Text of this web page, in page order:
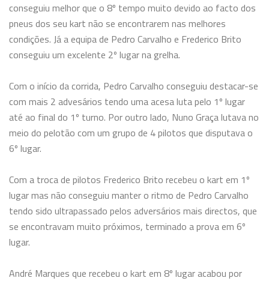
conseguiu melhor que o 8º tempo muito devido ao facto dos
pneus dos seu kart não se encontrarem nas melhores
condições. Já a equipa de Pedro Carvalho e Frederico Brito
conseguiu um excelente 2º lugar na grelha.
Com o início da corrida, Pedro Carvalho conseguiu destacar-se
com mais 2 advesários tendo uma acesa luta pelo 1º lugar
até ao final do 1º turno. Por outro lado, Nuno Graça lutava no
meio do pelotão com um grupo de 4 pilotos que disputava o
6º lugar.
Com a troca de pilotos Frederico Brito recebeu o kart em 1º
lugar mas não conseguiu manter o ritmo de Pedro Carvalho
tendo sido ultrapassado pelos adversários mais directos, que
se encontravam muito próximos, terminado a prova em 6º
lugar.
André Marques que recebeu o kart em 8º lugar acabou por